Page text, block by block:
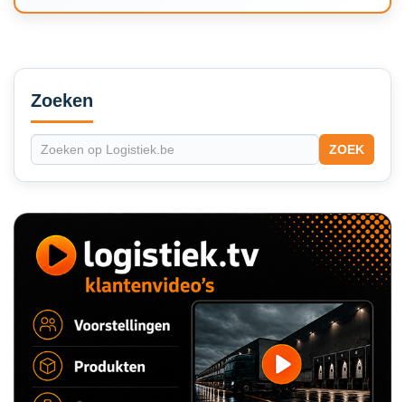
Secondary
Sidebar
Zoeken
ZOEK